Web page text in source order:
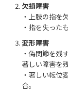
欠損障害
・上肢の指を
・指を失った
変形障害
・偽関節を残
著しい障害を
・著しい転位
合。